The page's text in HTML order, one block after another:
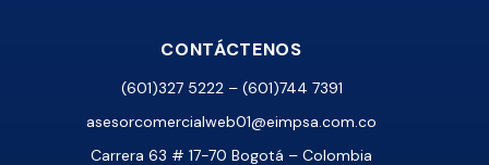
CONTÁCTENOS
(601)327 5222 – (601)744 7391
asesorcomercialweb01@eimpsa.com.co
Carrera 63 # 17-70 Bogotá – Colombia